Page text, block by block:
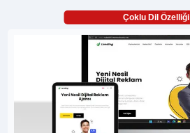
Çoklu Dil Özelliği